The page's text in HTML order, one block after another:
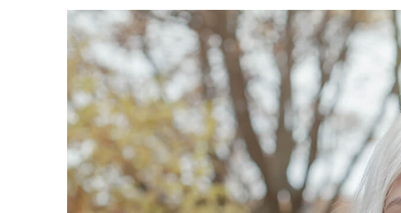
Uređivanje
ponude
Mobilne